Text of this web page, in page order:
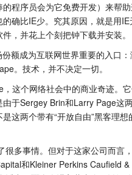
程序员会为它免费开发）来帮
确比IE少。究其原因，就是用
，并花上个刻把钟下载并安装。
额成为互联网世界重要的入口
。技术，并不决定一切。
这个网络社会中的商业奇迹。
于Sergey Brin和Larry Page这
这两个带有“开放自由”黑客理
很多事情。但对于这家公司而言
和Kleiner Perkins Caufield